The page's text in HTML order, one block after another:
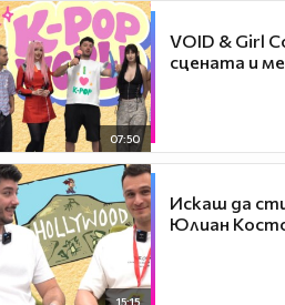
07:50
VOID & Girl
сцената и
15:15
Искаш да
Юлиан